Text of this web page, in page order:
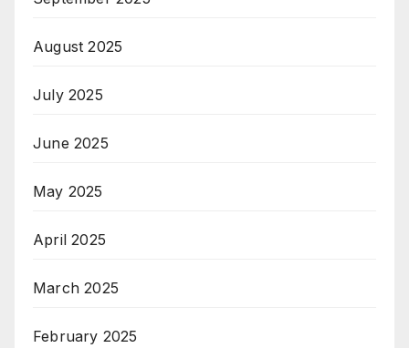
August 2025
July 2025
June 2025
May 2025
April 2025
March 2025
February 2025